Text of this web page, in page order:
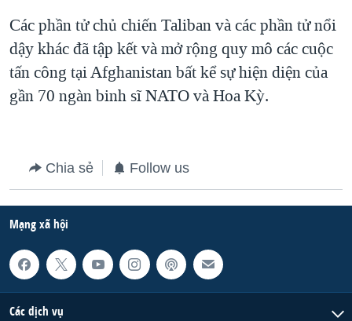
Các phần tử chủ chiến Taliban và các phần tử nổi
dậy khác đã tập kết và mở rộng quy mô các cuộc
tấn công tại Afghanistan bất kể sự hiện diện của
gần 70 ngàn binh sĩ NATO và Hoa Kỳ.
Chia sẻ Follow us
Mạng xã hội
Các dịch vụ